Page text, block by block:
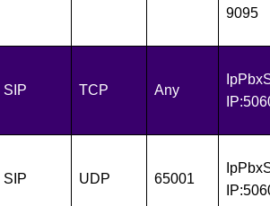
9095
SIP TCP Any
SIP UDP 65001